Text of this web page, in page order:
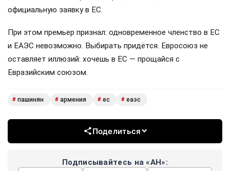
официальную заявку в ЕС.
При этом премьер признал: одновременное членство в ЕС
и ЕАЭС невозможно. Выбирать придётся. Евросоюз не
оставляет иллюзий: хочешь в ЕС — прощайся с
Евразийским союзом.
# пашинян # армения # ес # еаэс
Поделиться
Подписывайтесь на «АН»: